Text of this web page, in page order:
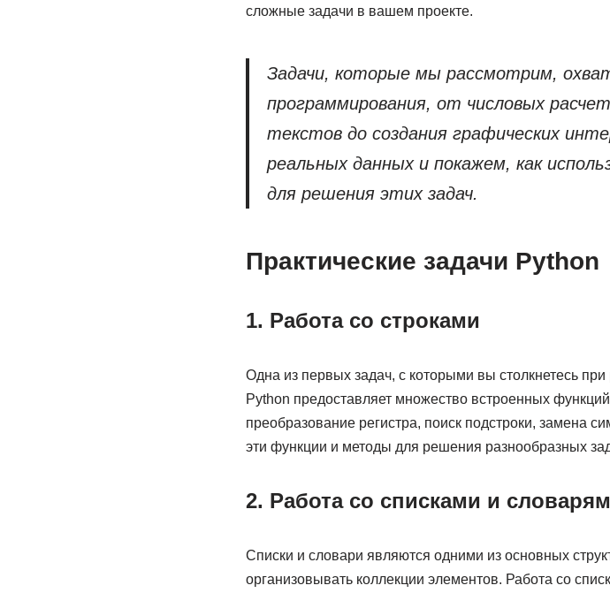
сложные задачи в вашем проекте.
Задачи, которые мы рассмотрим,
программирования, от числовых
текстов до создания графических
реальных данных и покажем, как
для решения этих задач.
Практические задачи Python
1. Работа со строками
Одна из первых задач, с которыми вы столкнетесь
Python предоставляет множество встроенных
преобразование регистра, поиск подстроки, замена
эти функции и методы для решения разнообразных
2. Работа со списками и
Списки и словари являются одними из основных
организовывать коллекции элементов. Работа со